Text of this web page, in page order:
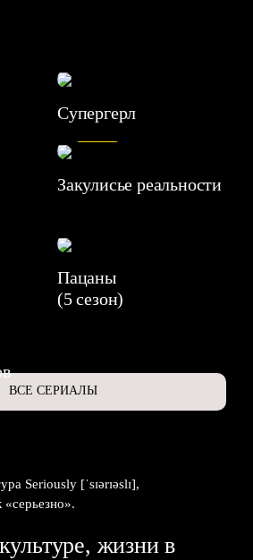
Супергерл
7.1
Закулисье реальности
Пацаны
(5 сезон)
ВСЕ СЕРИАЛЫ
Seriously [ˈsɪərɪəslɪ],
жизни в